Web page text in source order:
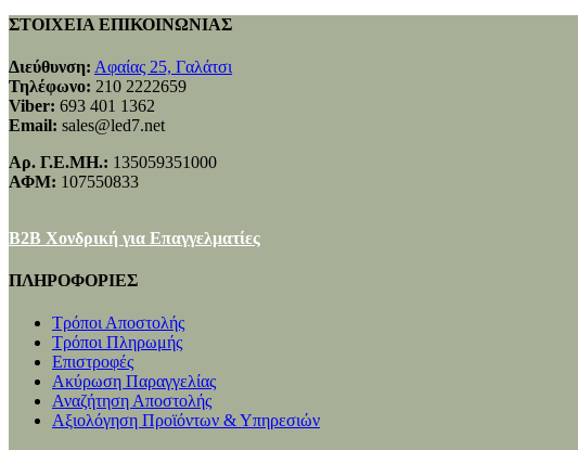
ΣΤΟΙΧΕΙΑ ΕΠΙΚΟΙΝΩΝΙΑΣ
Διεύθυνση: Αφαίας 25, Γαλάτσι
Τηλέφωνο: 210 2222659
Viber: 693 401 1362
Email: sales@led7.net
Αρ. Γ.Ε.ΜΗ.: 135059351000
ΑΦΜ: 107550833
B2B Χονδρική για Επαγγελματίες
ΠΛΗΡΟΦΟΡΙΕΣ
Τρόποι Αποστολής
Τρόποι Πληρωμής
Επιστροφές
Ακύρωση Παραγγελίας
Αναζήτηση Αποστολής
Αξιολόγηση Προϊόντων & Υπηρεσιών